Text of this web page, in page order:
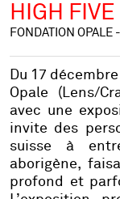
HIGH FIVE
FONDATION
Du 17
Opale (Lens/
avec une
invite des
suisse à
aborigène,
profond et